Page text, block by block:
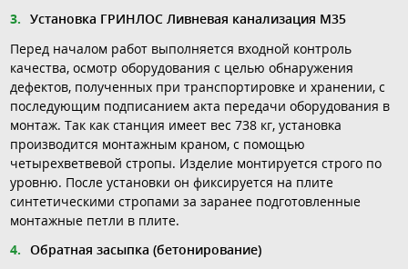
Установка ГРИНЛОС Ливневая канализация М35
Перед началом работ выполняется входной контроль
качества, осмотр оборудования с целью обнаружения
дефектов, полученных при транспортировке и хранении, с
последующим подписанием акта передачи оборудования в
монтаж. Так как станция имеет вес 738 кг, установка
производится монтажным краном, с помощью
четырехветвевой стропы. Изделие монтируется строго по
уровню. После установки он фиксируется на плите
синтетическими стропами за заранее подготовленные
монтажные петли в плите.
Обратная засыпка (бетонирование)